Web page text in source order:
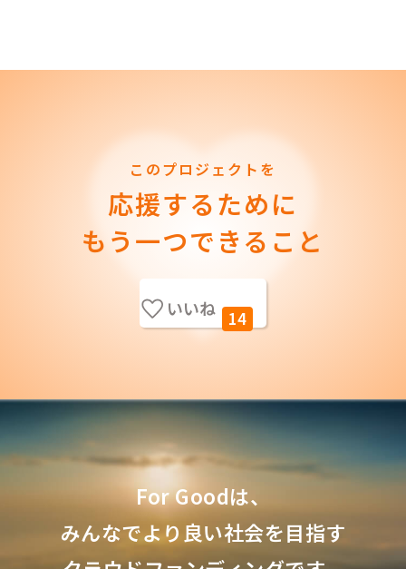
このプロジェクトを
応援するために
もう一つできること
いいね 14
For Goodは、
みんなでより良い社会を目指す